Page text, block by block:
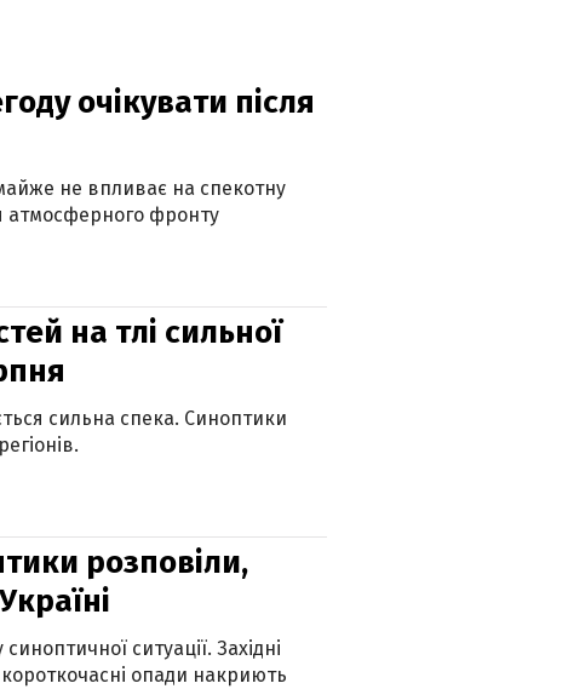
очікувати після
не впливає на спекотну
атмосферного фронту
на тлі сильної
сильна спека. Синоптики
розповіли,
ситуації. Західні
опади накриють